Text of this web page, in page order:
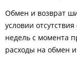
Обмен и возврат
условии
недель с момента
расходы на обмен и